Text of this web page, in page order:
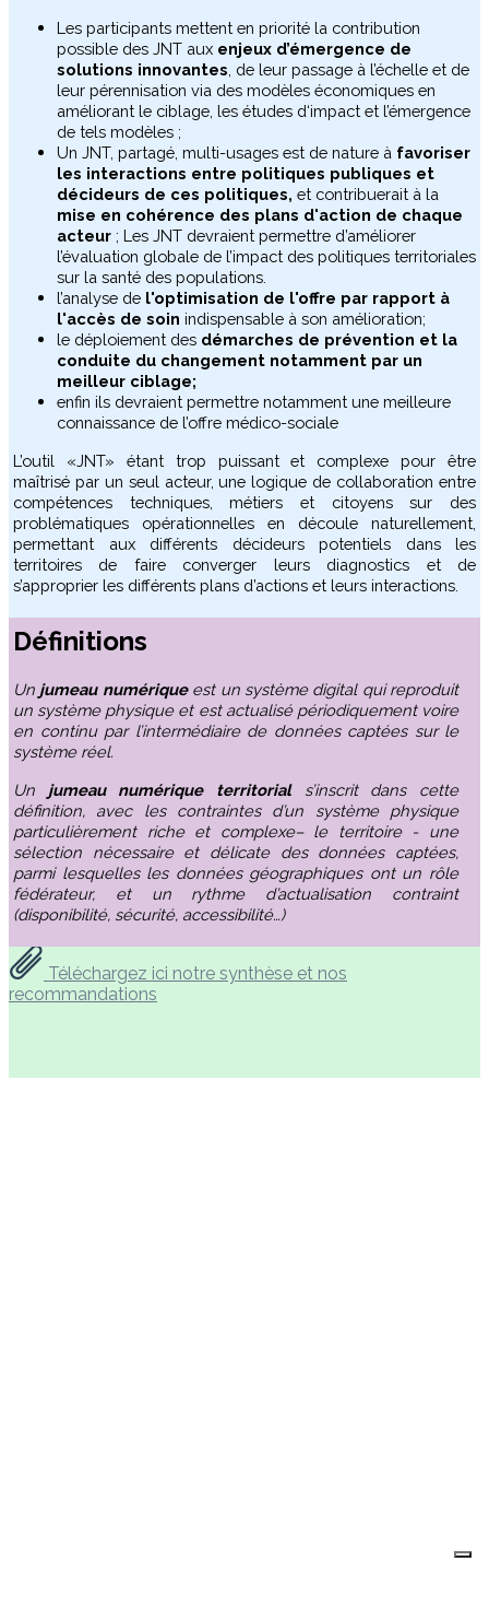
Les participants mettent en priorité la contribution
possible des JNT aux enjeux d’émergence de
solutions innovantes , de leur passage à l’échelle et de
leur pérennisation via des modèles économiques en
améliorant le ciblage, les études d‘impact et l’émergence
de tels modèles ;
Un JNT, partagé, multi-usages est de nature à favoriser
les interactions entre politiques publiques et
décideurs de ces politiques, et contribuerait à la
mise en cohérence des plans d'action de chaque
acteur ; Les JNT devraient permettre d’améliorer
l’évaluation globale de l’impact des politiques territoriales
sur la santé des populations.
l’analyse de l'optimisation de l'offre par rapport à
l'accès de soin indispensable à son amélioration;
le déploiement des démarches de prévention et la
conduite du changement notamment par un
meilleur ciblage;
enfin ils devraient permettre notamment une meilleure
connaissance de l’offre médico-sociale
L’outil «JNT» étant trop puissant et complexe pour être
maîtrisé par un seul acteur, une logique de collaboration entre
compétences techniques, métiers et citoyens sur des
problématiques opérationnelles en découle naturellement,
permettant aux différents décideurs potentiels dans les
territoires de faire converger leurs diagnostics et de
s’approprier les différents plans d’actions et leurs interactions.
Définitions
Un jumeau numériqueest un système digital qui reproduit
un système physique et est actualisé périodiquement voire
en continu par l’intermédiaire de données captées sur le
système réel.
Un jumeau numérique territorials’inscrit dans cette
définition, avec les contraintes d’un système physique
particulièrement riche et complexe– le territoire - une
sélection nécessaire et délicate des données captées,
parmi lesquelles les données géographiques ont un rôle
fédérateur, et un rythme d’actualisation contraint
(disponibilité, sécurité, accessibilité…)
Téléchargez ici notre synthèse et nos
recommandations